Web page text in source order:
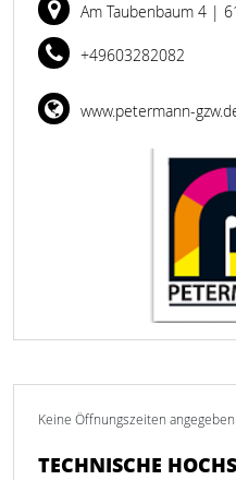
Am Taubenbaum 4 |
+49603282082
www.petermann-
Keine Öffnungszeiten angegeben
TECHNISCHE